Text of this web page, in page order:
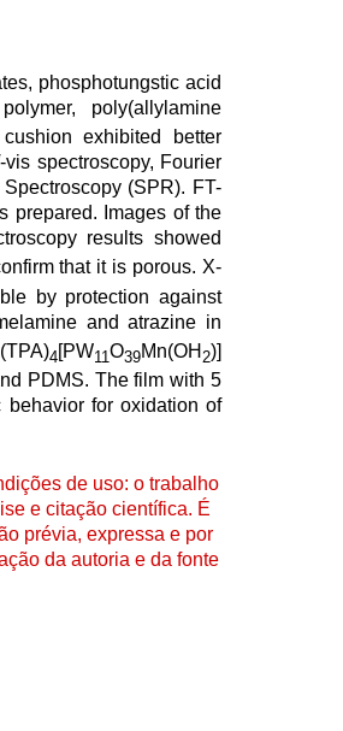
phosphotungstic acid
poly(allylamine
exhibited better
spectroscopy, Fourier
(SPR). FT-
prepared. Images of the
results showed
that it is porous. X-
by protection against
and atrazine in
4[PW11O39Mn(OH 2)]
PDMS. The film with 5
for oxidation of
de uso: o trabalho
e citação científica. É
prévia, expressa e por
da autoria e da fonte